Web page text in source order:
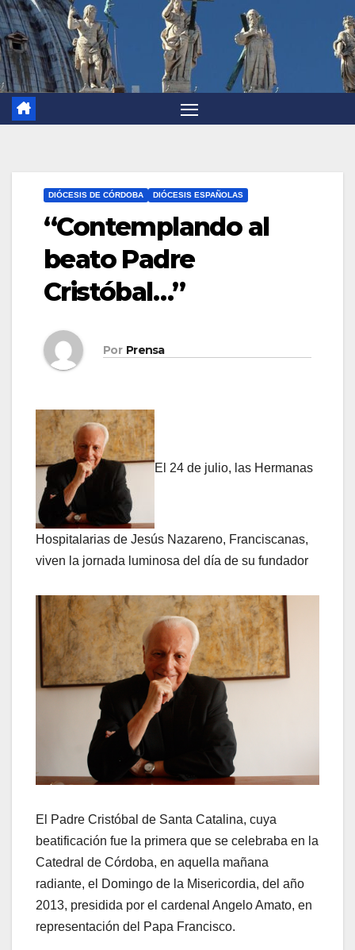
DIÓCESIS DE CÓRDOBA DIÓCESIS ESPAÑOLAS
“Contemplando al
beato Padre
Cristóbal…”
Por Prensa
El 24 de julio, las Hermanas
Hospitalarias de Jesús Nazareno, Franciscanas,
viven la jornada luminosa del día de su fundador
El Padre Cristóbal de Santa Catalina, cuya
beatificación fue la primera que se celebraba en la
Catedral de Córdoba, en aquella mañana
radiante, el Domingo de la Misericordia, del año
2013, presidida por el cardenal Angelo Amato, en
representación del Papa Francisco.